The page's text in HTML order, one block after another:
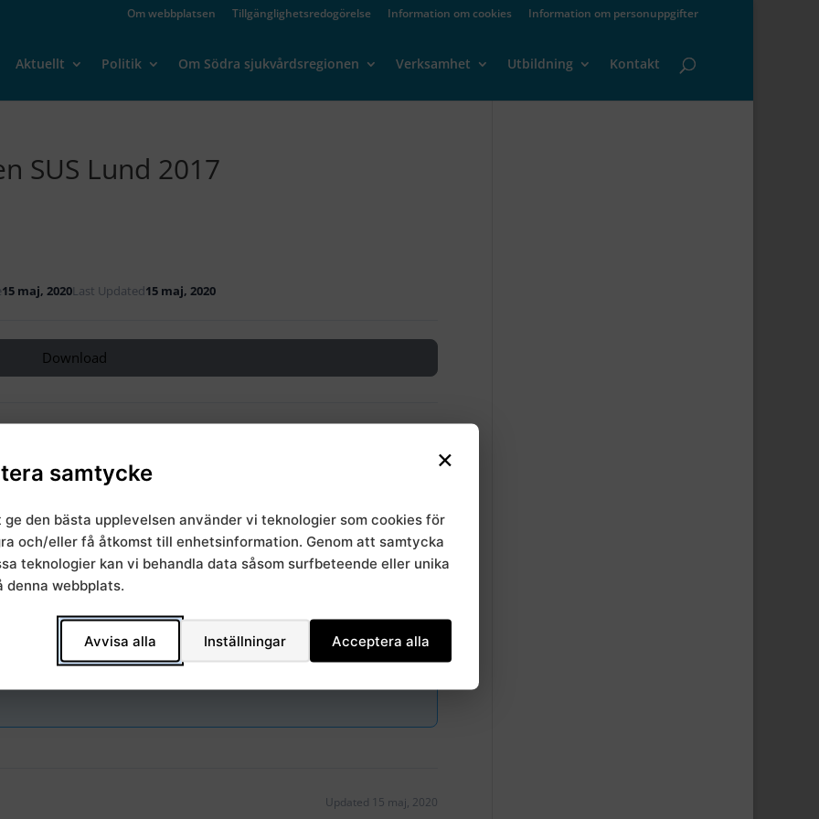
Om webbplatsen Tillgänglighetsredogörelse Information om cookies Information om personuppgifter
Aktuellt Politik Om Södra sjukvårdsregionen Verksamhet Utbildning Kontakt
SUS Lund 2017
15 maj, 2020Last Updated15 maj, 2020
Download
Vävnadsbanken
Updated 15 maj, 2020
×
samtycke
ge den bästa upplevelsen använder vi teknologier som cookies för
och/eller få åtkomst till enhetsinformation. Genom att samtycka
teknologier kan vi behandla data såsom surfbeteende eller unika
denna webbplats.
Avvisa alla Inställningar Acceptera alla